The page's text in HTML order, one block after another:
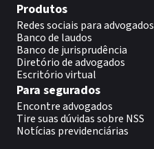
Produtos
Redes sociais para advogados
Banco de laudos
Banco de jurisprudência
Diretório de advogados
Escritório virtual
Para segurados
Encontre advogados
Tire suas dúvidas sobre NSS
Notícias previdenciárias